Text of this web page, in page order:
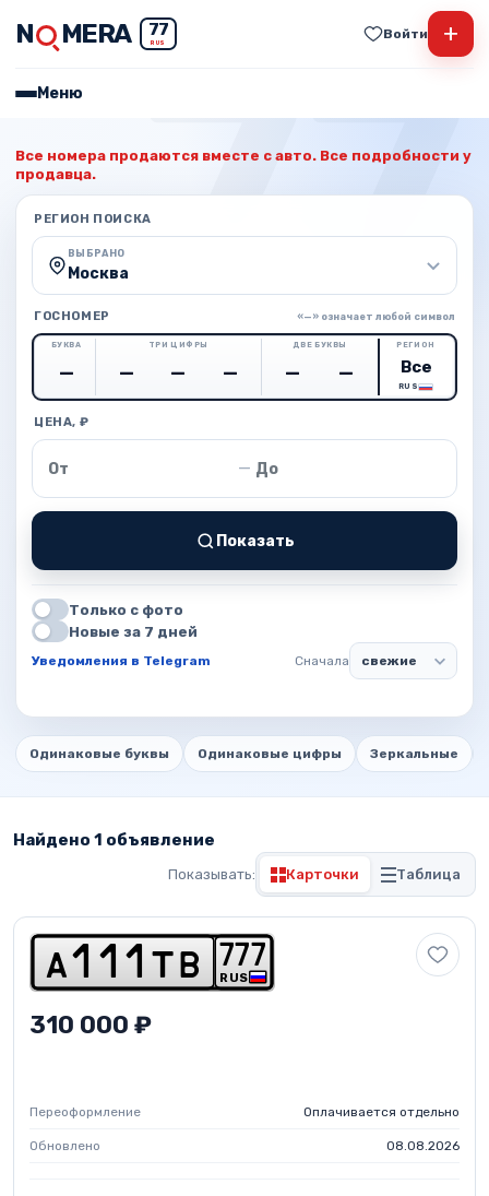
N MERA 77
RUS
Войти +
Меню
Все номера продаются вместе с авто. Все подробности у
продавца.
РЕГИОН ПОИСКА
ВЫБРАНО
Москва
ГОСНОМЕР «—» означает любой символ
БУКВА ТРИ ЦИФРЫ ДВЕ БУКВЫ РЕГИОН
RUS
ЦЕНА, ₽
Цена от — Цена до
Показать
Только с фото
Новые за 7 дней
Уведомления в Telegram Сначала
Одинаковые буквы Одинаковые цифры Зеркальные
Найдено 1 объявление
Показывать: Карточки Таблица
a 1 1 1 t b RUS
7 7 7
310 000 ₽
Переоформление Оплачивается отдельно
Обновлено 08.08.2026